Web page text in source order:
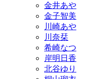
金井あや
金子智美
川崎あや
川奈栞
希崎なつ
岸明日香
北谷ゆり